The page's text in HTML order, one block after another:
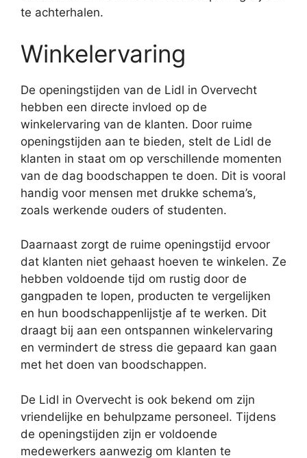
te achterhalen.
Winkelervaring
De openingstijden van de Lidl in Overvecht
hebben een directe invloed op de
winkelervaring van de klanten. Door ruime
openingstijden aan te bieden, stelt de Lidl de
klanten in staat om op verschillende momenten
van de dag boodschappen te doen. Dit is vooral
handig voor mensen met drukke schema’s,
zoals werkende ouders of studenten.
Daarnaast zorgt de ruime openingstijd ervoor
dat klanten niet gehaast hoeven te winkelen. Ze
hebben voldoende tijd om rustig door de
gangpaden te lopen, producten te vergelijken
en hun boodschappenlijstje af te werken. Dit
draagt bij aan een ontspannen winkelervaring
en vermindert de stress die gepaard kan gaan
met het doen van boodschappen.
De Lidl in Overvecht is ook bekend om zijn
vriendelijke en behulpzame personeel. Tijdens
de openingstijden zijn er voldoende
medewerkers aanwezig om klanten te